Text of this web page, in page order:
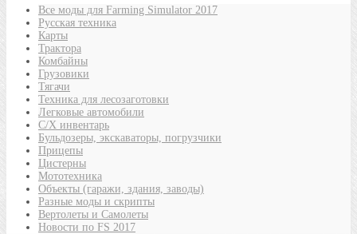
Все моды для Farming Simulator 2017
Русская техника
Карты
Трактора
Комбайны
Грузовики
Тягачи
Техника для лесозаготовки
Легковые автомобили
С/Х инвентарь
Бульдозеры, экскаваторы, погрузчики
Прицепы
Цистерны
Мототехника
Объекты (гаражи, здания, заводы)
Разные моды и скрипты
Вертолеты и Самолеты
Новости по FS 2017